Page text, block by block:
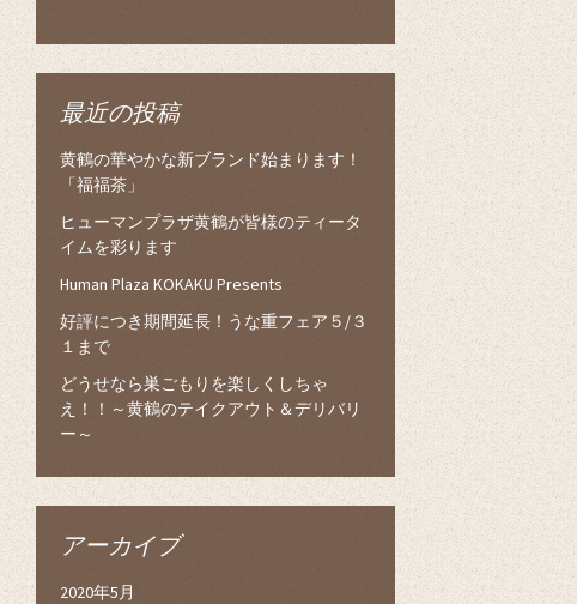
最近の投稿
黄鶴の華やかな新ブランド始まります！
「福福茶」
ヒューマンプラザ黄鶴が皆様のティータ
イムを彩ります
Human Plaza KOKAKU Presents
好評につき期間延長！うな重フェア５/３
１まで
どうせなら巣ごもりを楽しくしちゃ
え！！～黄鶴のテイクアウト＆デリバリ
ー～
アーカイブ
2020年5月